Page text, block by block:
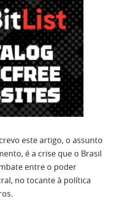
este artigo, o assunto
é a crise que o Brasil
entre o poder
no tocante à política